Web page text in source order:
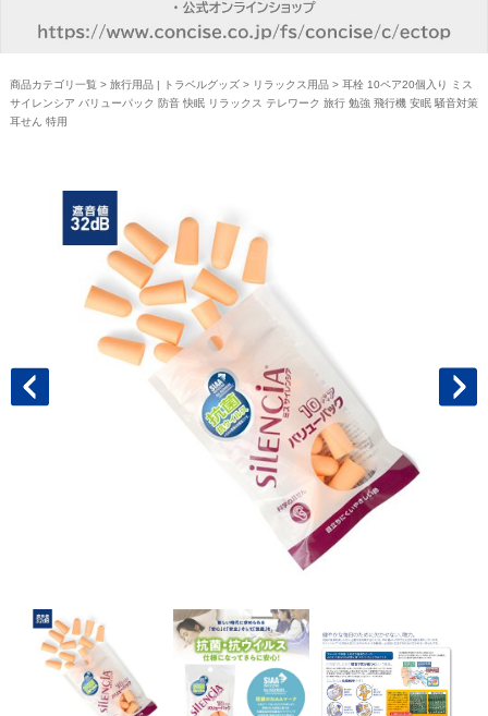
商品カテゴリ一覧 > 旅行用品 | トラベルグッズ> リラックス用品> 耳栓 10ペア20個入り ミス
サイレンシア バリューパック 防音 快眠 リラックス テレワーク 旅行 勉強 飛行機 安眠 騒音対策
耳せん 特用